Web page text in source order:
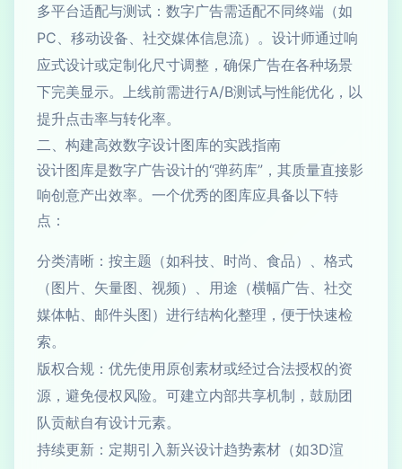
多平台适配与测试：数字广告需适配不同终端（如
PC、移动设备、社交媒体信息流）。设计师通过响
应式设计或定制化尺寸调整，确保广告在各种场景
下完美显示。上线前需进行A/B测试与性能优化，以
提升点击率与转化率。
二、构建高效数字设计图库的实践指南
设计图库是数字广告设计的“弹药库”，其质量直接影
响创意产出效率。一个优秀的图库应具备以下特
点：
分类清晰：按主题（如科技、时尚、食品）、格式
（图片、矢量图、视频）、用途（横幅广告、社交
媒体帖、邮件头图）进行结构化整理，便于快速检
索。
版权合规：优先使用原创素材或经过合法授权的资
源，避免侵权风险。可建立内部共享机制，鼓励团
队贡献自有设计元素。
持续更新：定期引入新兴设计趋势素材（如3D渲